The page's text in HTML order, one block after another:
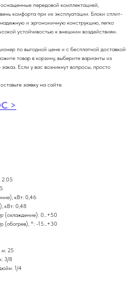
передовой комплектацией,
комфорта при их эксплуатации. Блоки сплит-
и эргономичную конструкцию, легко
устойчивостью к внешним воздействиям.
по выгодной цене и с бесплатной доставкой
товар в корзину, выберите варианты из
Если у вас возникнут вопросы, просто
заявку на сайте.
>
2.05
кВт: 0,46
кВт: 0,48
(охлаждение): 0...+50
(обогрев), °: -15...+30
м: 25
3/8
1/4